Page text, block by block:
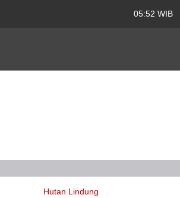
05:52 WIB
Hutan Lindung